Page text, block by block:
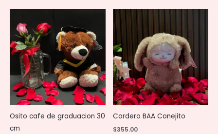
Osito cafe de graduacion 30
cm
Cordero BAA Conejito
$355.00